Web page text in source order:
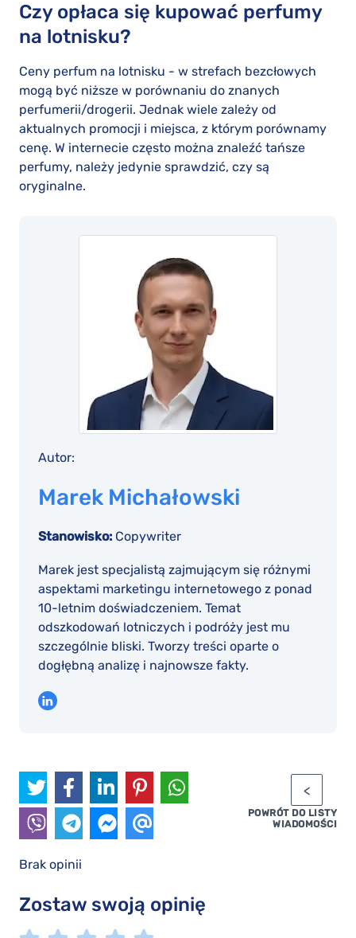
Czy opłaca się kupować perfumy
na lotnisku?
Ceny perfum na lotnisku - w strefach bezcłowych
mogą być niższe w porównaniu do znanych
perfumerii/drogerii. Jednak wiele zależy od
aktualnych promocji i miejsca, z którym porównamy
cenę. W internecie często można znaleźć tańsze
perfumy, należy jedynie sprawdzić, czy są
oryginalne.
Autor:
Marek Michałowski
Stanowisko: Copywriter
Marek jest specjalistą zajmującym się różnymi
aspektami marketingu internetowego z ponad
10-letnim doświadczeniem. Temat
odszkodowań lotniczych i podróży jest mu
szczególnie bliski. Tworzy treści oparte o
dogłębną analizę i najnowsze fakty.
POWRÓT DO LISTY
WIADOMOŚCI
Brak opinii
Zostaw swoją opinię